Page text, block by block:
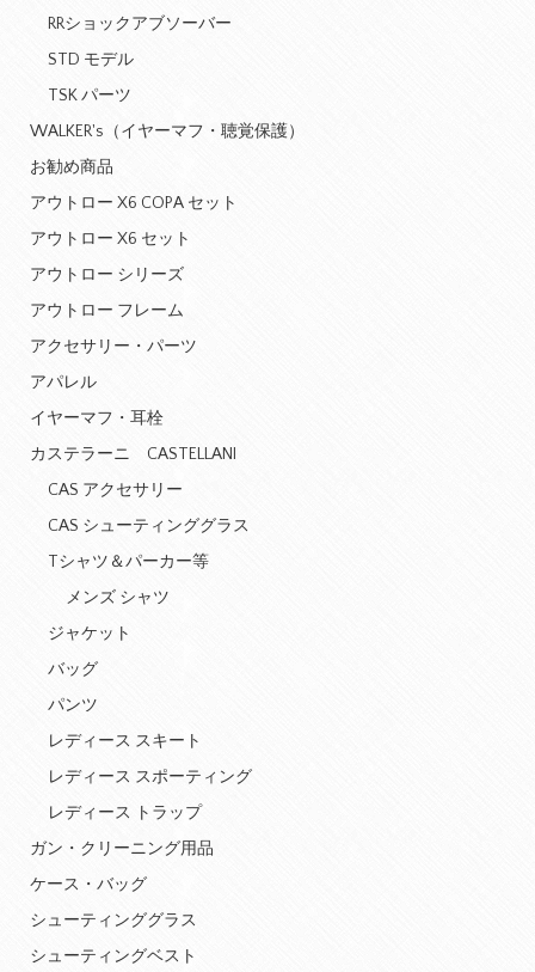
RRショックアブソーバー
STD モデル
TSK パーツ
WALKER's（イヤーマフ・聴覚保護）
お勧め商品
アウトロー X6 COPA セット
アウトロー X6 セット
アウトロー シリーズ
アウトロー フレーム
アクセサリー・パーツ
アパレル
イヤーマフ・耳栓
カステラーニ CASTELLANI
CAS アクセサリー
CAS シューティンググラス
Tシャツ＆パーカー等
メンズ シャツ
ジャケット
バッグ
パンツ
レディース スキート
レディース スポーティング
レディース トラップ
ガン・クリーニング用品
ケース・バッグ
シューティンググラス
シューティングベスト